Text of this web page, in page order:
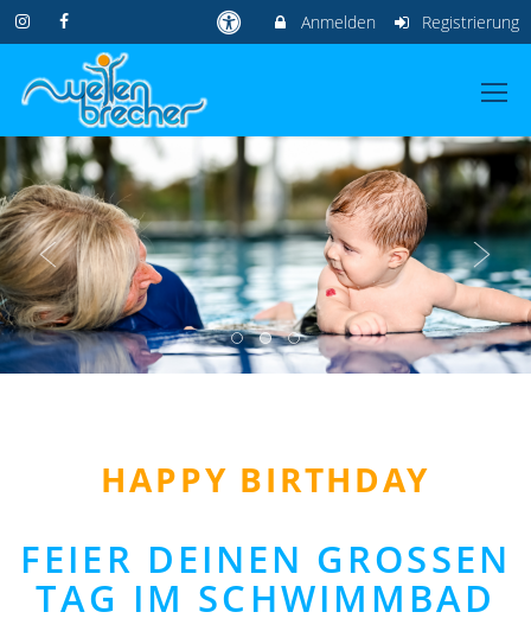
Anmelden Registrierung
HAPPY BIRTHDAY
FEIER DEINEN GROSSEN T
AG IM SCHWIMMBAD